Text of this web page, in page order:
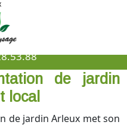
de jardin
local
de jardin Arleux met son